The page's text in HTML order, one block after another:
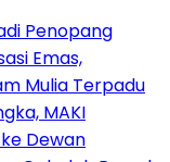
Penopang
Emas,
Mulia Terpadu
MAKI
Dewan